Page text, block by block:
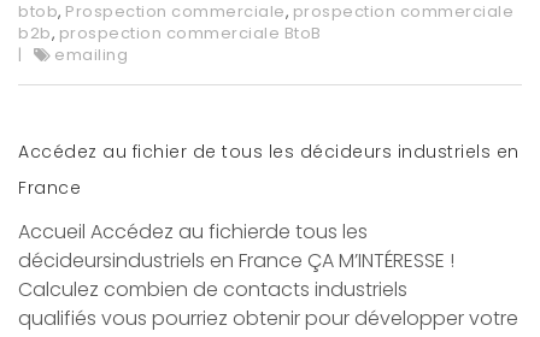
btob, Prospection commerciale, prospection commerciale
b2b, prospection commerciale BtoB
emailing
Accédez au fichier de tous les décideurs industriels en
France
Accueil Accédez au fichierde tous les
décideursindustriels en France ÇA M’INTÉRESSE !
Calculez combien de contacts industriels
qualifiés vous pourriez obtenir pour développer votre